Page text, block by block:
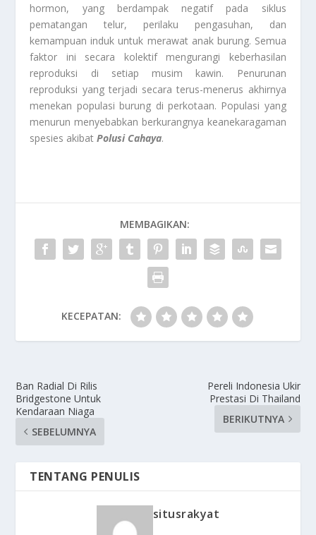
hormon, yang berdampak negatif pada siklus
pematangan telur, perilaku pengasuhan, dan
kemampuan induk untuk merawat anak burung. Semua
faktor ini secara kolektif mengurangi keberhasilan
reproduksi di setiap musim kawin. Penurunan
reproduksi yang terjadi secara terus-menerus akhirnya
menekan populasi burung di perkotaan. Populasi yang
menurun menyebabkan berkurangnya keanekaragaman
spesies akibatPolusi Cahaya.
MEMBAGIKAN:
KECEPATAN:
Ban Radial Di Rilis
Bridgestone Untuk
Kendaraan Niaga
SEBELUMNYA
Pereli Indonesia Ukir
Prestasi Di Thailand
BERIKUTNYA
TENTANG PENULIS
situsrakyat